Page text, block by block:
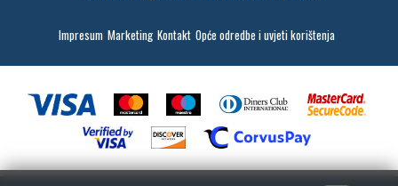
Impresum Marketing Kontakt Opće odredbe i uvjeti korištenja